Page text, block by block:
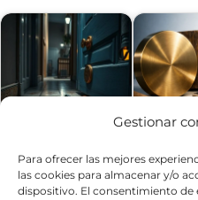
Gestionar
Para ofrecer las mejores
las cookies para almacenar y/o
dispositivo. El consentimiento
mejores servicios de